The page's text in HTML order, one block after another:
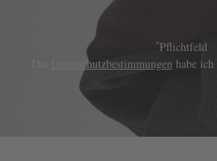
*Pflichtfeld
Datenschutzbestimmungen habe